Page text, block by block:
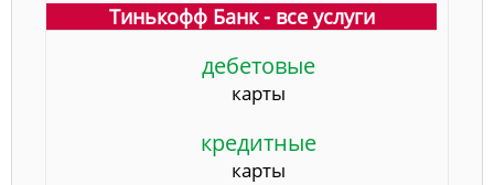
Тинькофф Банк - все услуги
дебетовые
карты
кредитные
карты